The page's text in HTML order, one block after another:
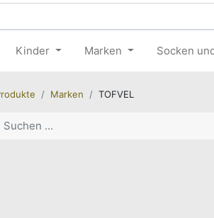
Kinder Marken Socken
Marken TOFVEL